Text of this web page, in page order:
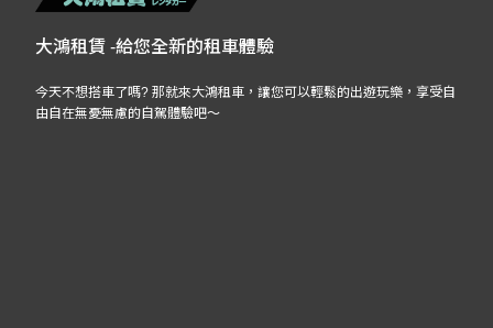
大鴻租賃 -給您全新的租車體驗
今天不想搭車了嗎? 那就來大鴻租車，讓您可以輕鬆的出遊玩樂，享受自
由自在無憂無慮的自駕體驗吧～